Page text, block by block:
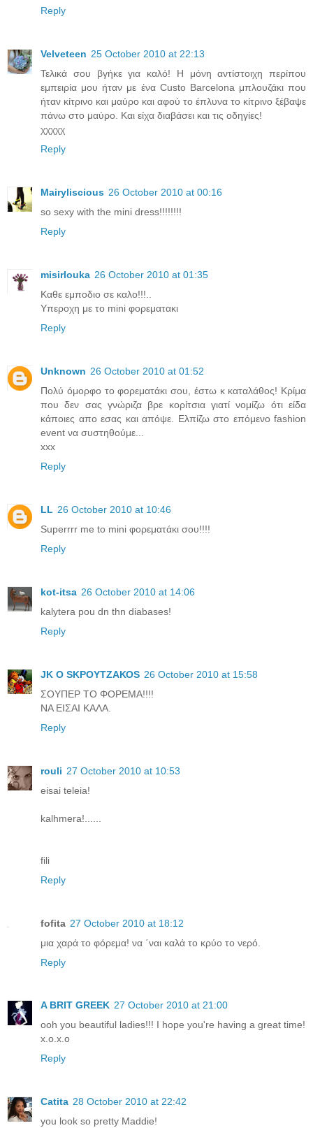
Reply
Velveteen 25 October 2010 at 22:13
Τελικά σου βγήκε για καλό! Η μόνη αντίστοιχη περίπου
εμπειρία μου ήταν με ένα Custo Barcelona μπλουζάκι που
ήταν κίτρινο και μαύρο και αφού το έπλυνα το κίτρινο ξέβαψε
πάνω στο μαύρο. Και είχα διαβάσει και τις οδηγίες!
χχχχχ
Reply
Mairyliscious 26 October 2010 at 00:16
so sexy with the mini dress!!!!!!!!
Reply
misirlouka 26 October 2010 at 01:35
Καθε εμποδιο σε καλο!!!..
Υπεροχη με το mini φορεματακι
Reply
Unknown 26 October 2010 at 01:52
Πολύ όμορφο το φορεματάκι σου, έστω κ καταλάθος! Κρίμα
που δεν σας γνώριζα βρε κορίτσια γιατί νομίζω ότι είδα
κάποιες απο εσας και απόψε. Ελπίζω στο επόμενο fashion
event να συστηθούμε...
xxx
Reply
LL 26 October 2010 at 10:46
Superrrr me to mini φορεματάκι σου!!!!
Reply
kot-itsa 26 October 2010 at 14:06
kalytera pou dn thn diabases!
Reply
JK O SΚΡΟΥΤΖΑΚΟS 26 October 2010 at 15:58
ΣΟΥΠΕΡ ΤΟ ΦΟΡΕΜΑ!!!!
ΝΑ ΕΙΣΑΙ ΚΑΛΑ.
Reply
rouli 27 October 2010 at 10:53
eisai teleia!
kalhmera!......
fili
Reply
fofita 27 October 2010 at 18:12
μια χαρά το φόρεμα! να ΄ναι καλά το κρύο το νερό.
Reply
A BRIT GREEK 27 October 2010 at 21:00
ooh you beautiful ladies!!! I hope you're having a great time!
x.o.x.o
Reply
Catita 28 October 2010 at 22:42
you look so pretty Maddie!